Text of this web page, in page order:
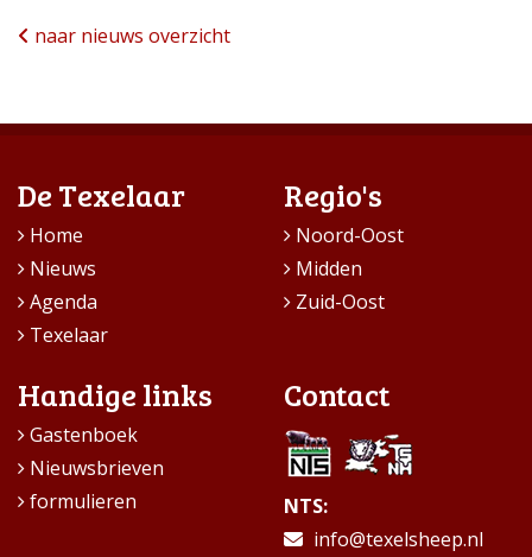
naar nieuws overzicht
De Texelaar
Home
Nieuws
Agenda
Texelaar
Regio's
Noord-Oost
Midden
Zuid-Oost
Handige links
Gastenboek
Nieuwsbrieven
formulieren
Contact
NTS:
info@texelsheep.nl